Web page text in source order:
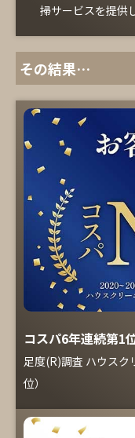
掃サービスを提供
その結果…
コスパ6年連続第1
足度(R)調査 ハウスク
位）